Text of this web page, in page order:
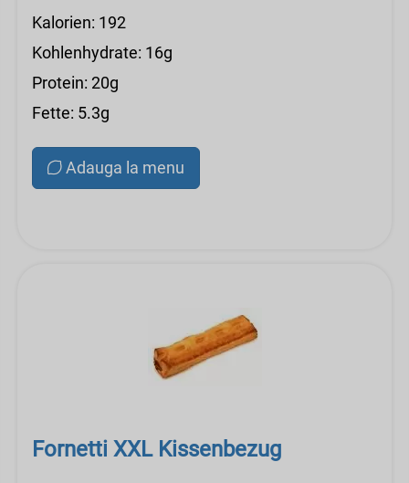
Kalorien: 192
Kohlenhydrate: 16g
Protein: 20g
Fette: 5.3g
Adauga la menu
Fornetti XXL Kissenbezug